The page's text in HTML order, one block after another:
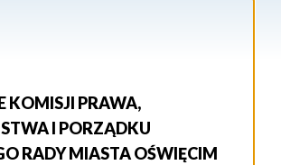
KOMISJI PRAWA,
I PORZĄDKU
RADY MIASTA OŚWIĘCIM